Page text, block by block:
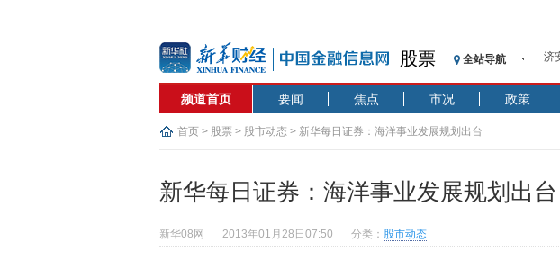
股票 全站导航
【
记
央
沥
频道首页 要闻 焦点 市况 政策
首页 > 股票 > 股市动态 > 新华每日证券：海洋事业发展规划出台
新华每日证券：海洋事业发展规划出台
新华08网 2013年01月28日07:50 分类： 股市动态